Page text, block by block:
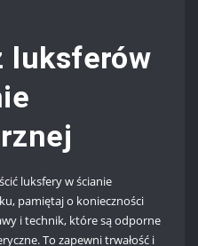
luksferów
luksfery w ścianie
pamiętaj o konieczności
i technik, które są odporne
To zapewni trwałość i